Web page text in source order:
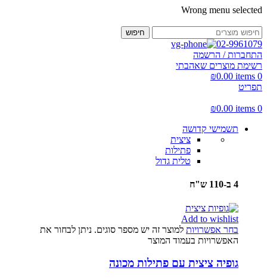
Wrong menu selected
חיפוש
02-9961079
התחברות / הרשמה
רשימת מוצרים שאהבתי
0
items
₪0.00
תפריט
0
items
₪0.00
תשמישי קדושה
ציצית
פתילות
טלית גדול
4 ב-110 ש"ח
Add to wishlist
בחר אפשרויות למוצר זה יש מספר סוגים. ניתן לבחור את
האפשרויות בעמוד המוצר
גופיה ציצית עם פתילות מכונה